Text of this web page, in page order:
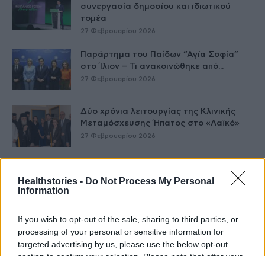
Healthstories - Do Not Process My Personal
Information
If you wish to opt-out of the sale, sharing to third parties, or
processing of your personal or sensitive information for
targeted advertising by us, please use the below opt-out
συνεργασία δημοσίου και ιδιωτικού
τομέα
27 Φεβρουαρίου 2026
Παράρτημα του Παίδων “Αγία Σοφία”
στο Ίλιον – Τι ανακοινώθηκε από...
27 Φεβρουαρίου 2026
Δύο χρόνια λειτουργίας της Κλινικής
Μεταμόσχευσης Ήπατος στο «Λαϊκό»
27 Φεβρουαρίου 2026
αντιλιπιδαιμικού φαρμάκου
Έρπης Ζωστήρας: 1 στους 3 ενήλικες θα
νοσήσει
27 Φεβρουαρίου 2026